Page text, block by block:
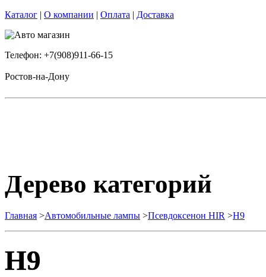
Каталог | О компании | Оплата | Доставка
Телефон: +7(908)911-66-15
Ростов-на-Дону
Дерево категорий
Главная >Автомобильные лампы >Псевдоксенон HIR >H9
H9